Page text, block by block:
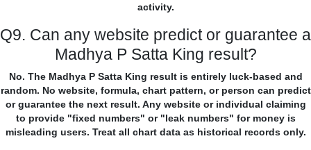
activity.
Q9. Can any website predict or guarantee a
Madhya P Satta King result?
No. The Madhya P Satta King result is entirely luck-based and
random. No website, formula, chart pattern, or person can predict
or guarantee the next result. Any website or individual claiming
to provide "fixed numbers" or "leak numbers" for money is
misleading users. Treat all chart data as historical records only.